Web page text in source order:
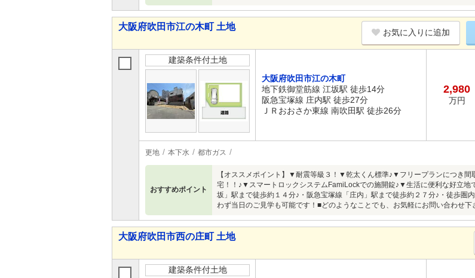
大阪府吹田市江の木町 土地
お気に入りに追加
建築条件付土地
大阪府吹田市江の木町
地下鉄御堂筋線 江坂駅 徒歩14分
阪急宝塚線 庄内駅 徒歩27分
ＪＲおおさか東線 南吹田駅 徒歩26分
2,980
万円
更地 本下水 都市ガス
おすすめポイント
【オススメポイント】▼耐震等級３！▼乾太くん標準♪▼フリープランにつき
宅！！♪▼スマートロックシステムFamiLockでの施開錠♪▼生活に便利な好立
坂」駅まで徒歩約１４分♪・阪急宝塚線「庄内」駅まで徒歩約２７分♪・徒歩圏
わず当日のご見学も可能です！■どのようなことでも、お気軽にお問い合わせ
大阪府吹田市西の庄町 土地
建築条件付土地